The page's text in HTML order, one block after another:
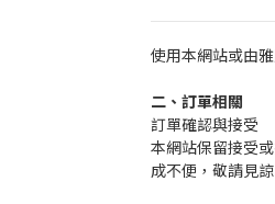
使用本網站或由
二、訂單相關
訂單確認與接受
本網站保留接受
成不便，敬請見諒